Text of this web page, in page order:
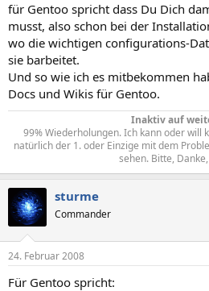
für Gentoo spricht dass Du Dich
musst, also schon bei der
wo die wichtigen configurations-
sie barbeitet.
Und so wie ich es mitbekommen
Docs und Wikis für Gentoo.
Inaktiv auf
99% Wiederholungen. Ich kann oder will
natürlich der 1. oder Einzige mit dem
sehen. Bitte,
sturme
Commander
24. Februar 2008
Für Gentoo spricht: